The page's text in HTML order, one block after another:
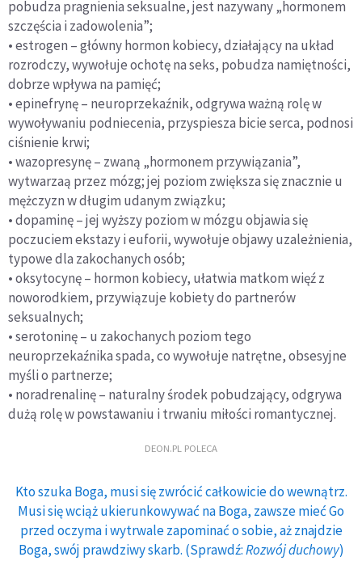
pobudza pragnienia seksualne, jest nazywany „hormonem
szczęścia i zadowolenia”;
• estrogen – główny hormon kobiecy, działający na układ
rozrodczy, wywołuje ochotę na seks, pobudza namiętności,
dobrze wpływa na pamięć;
• epinefrynę – neuroprzekaźnik, odgrywa ważną rolę w
wywoływaniu podniecenia, przyspiesza bicie serca, podnosi
ciśnienie krwi;
• wazopresynę – zwaną „hormonem przywiązania”,
wytwarzaą przez mózg; jej poziom zwiększa się znacznie u
mężczyzn w długim udanym związku;
• dopaminę – jej wyższy poziom w mózgu objawia się
poczuciem ekstazy i euforii, wywołuje objawy uzależnienia,
typowe dla zakochanych osób;
• oksytocynę – hormon kobiecy, ułatwia matkom więź z
noworodkiem, przywiązuje kobiety do partnerów
seksualnych;
• serotoninę – u zakochanych poziom tego
neuroprzekaźnika spada, co wywołuje natrętne, obsesyjne
myśli o partnerze;
• noradrenalinę – naturalny środek pobudzający, odgrywa
dużą rolę w powstawaniu i trwaniu miłości romantycznej.
DEON.PL POLECA
Kto szuka Boga, musi się zwrócić całkowicie do wewnątrz.
Musi się wciąż ukierunkowywać na Boga, zawsze mieć Go
przed oczyma i wytrwale zapominać o sobie, aż znajdzie
Boga, swój prawdziwy skarb. (Sprawdź:Rozwój duchowy)